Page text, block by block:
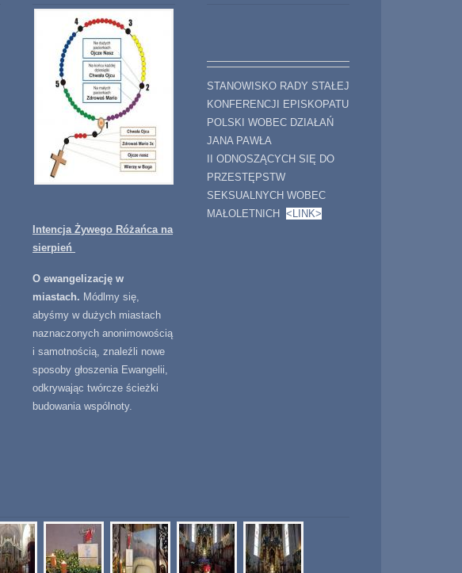
Intencja Żywego Różańca na
sierpień
O ewangelizację w
miastach. Módlmy się,
abyśmy w dużych miastach
naznaczonych anonimowością
i samotnością, znaleźli nowe
sposoby głoszenia Ewangelii,
odkrywając twórcze ścieżki
budowania wspólnoty.
STANOWISKO RADY STAŁEJ
KONFERENCJI EPISKOPATU
POLSKI WOBEC DZIAŁAŃ
JANA PAWŁA
II ODNOSZĄCYCH SIĘ DO
PRZESTĘPSTW
SEKSUALNYCH WOBEC
MAŁOLETNICH
<LINK>